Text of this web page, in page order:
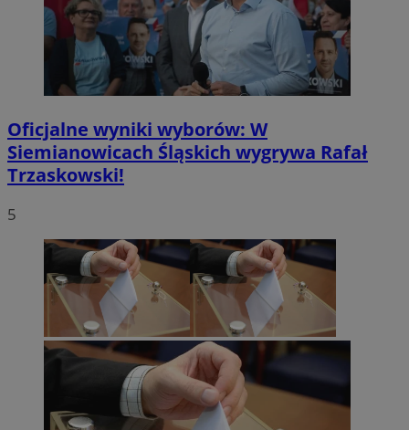
Oficjalne wyniki wyborów: W
Siemianowicach Śląskich wygrywa Rafał
Trzaskowski!
5